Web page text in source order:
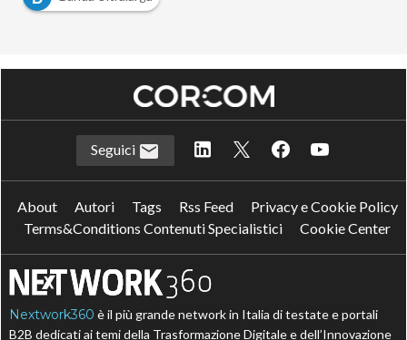
Seguici
About Autori Tags Rss Feed
Privacy e Cookie Policy
Terms&Conditions Contenuti Specialistici
Cookie Center
Nextwork360 è il più grande network in Italia di testate e portali
B2B dedicati ai temi della Trasformazione Digitale e dell’Innovazione